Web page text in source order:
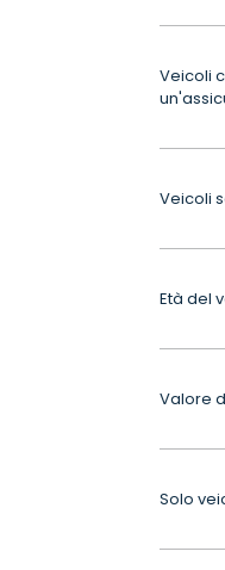
Veicoli
Veicoli
Età del
Valore
Solo